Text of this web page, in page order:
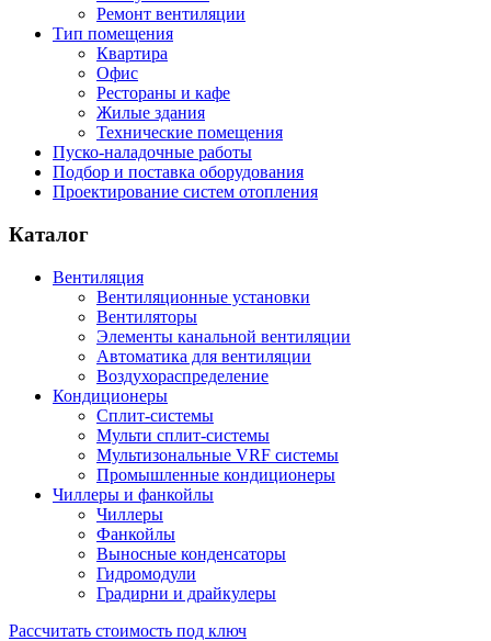
Ремонт вентиляции
Тип помещения
Квартира
Офис
Рестораны и кафе
Жилые здания
Технические помещения
Пуско-наладочные работы
Подбор и поставка оборудования
Проектирование систем отопления
Каталог
Вентиляция
Вентиляционные установки
Вентиляторы
Элементы канальной вентиляции
Автоматика для вентиляции
Воздухораспределение
Кондиционеры
Сплит-системы
Мульти сплит-системы
Мультизональные VRF системы
Промышленные кондиционеры
Чиллеры и фанкойлы
Чиллеры
Фанкойлы
Выносные конденсаторы
Гидромодули
Градирни и драйкулеры
Рассчитать стоимость под ключ